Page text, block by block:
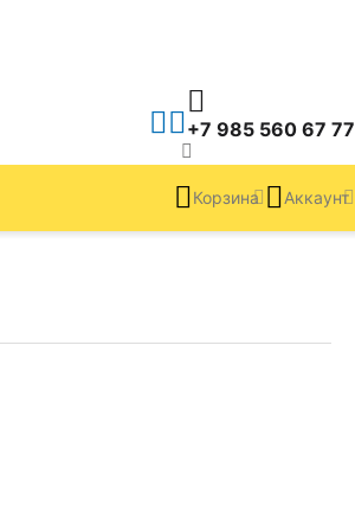
+7 985 560 67 77
Корзина Аккаунт